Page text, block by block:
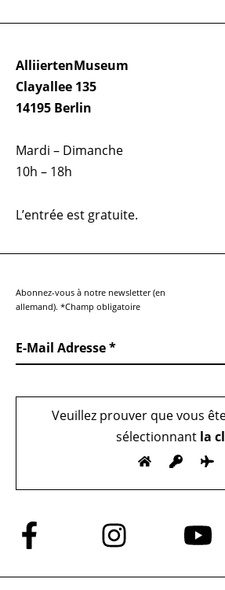
AlliiertenMuseum
Clayallee 135
14195 Berlin
Mardi – Dimanche
10h – 18h
L’entrée est gratuite.
Abonnez-vous à notre newsletter (en
allemand). *Champ obligatoire
E-Mail Adresse
Veuillez prouver que vous
sélectionnant la
Suivez-
nous
sur
Suivez-
nous
sur
Suivez-
sur